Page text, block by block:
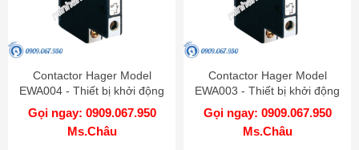
Contactor Hager Model
EWA004 - Thiết bị khởi động
từ
Gọi ngay: 0909.067.950
Ms.Châu
Contactor Hager Model
EWA003 - Thiết bị khởi động
từ
Gọi ngay: 0909.067.950
Ms.Châu